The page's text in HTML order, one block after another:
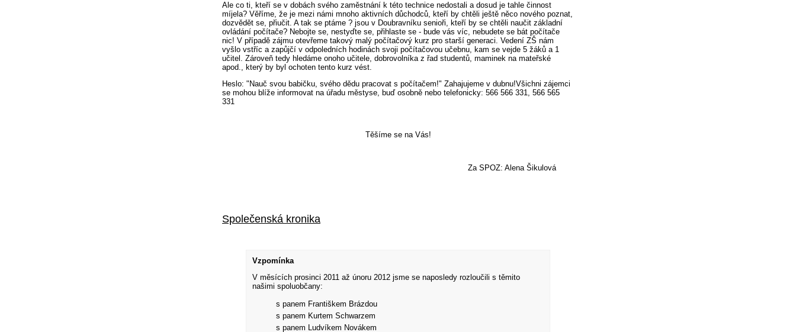
Ale co ti, kteří se v dobách svého zaměstnání k této technice nedostali a dosud je tahle činnost
míjela? Věříme, že je mezi námi mnoho aktivních důchodců, kteří by chtěli ještě něco nového poznat,
dozvědět se, přiučit. A tak se ptáme ? jsou v Doubravníku senioři, kteří by se chtěli naučit základní
ovládání počítače? Nebojte se, nestyďte se, přihlaste se - bude vás víc, nebudete se bát počítače
nic! V případě zájmu otevřeme takový malý počítačový kurz pro starší generaci. Vedení ZŠ nám
vyšlo vstříc a zapůjčí v odpoledních hodinách svoji počítačovou učebnu, kam se vejde 5 žáků a 1
učitel. Zároveň tedy hledáme onoho učitele, dobrovolníka z řad studentů, maminek na mateřské
apod., který by byl ochoten tento kurz vést.
Heslo: "Nauč svou babičku, svého dědu pracovat s počítačem!" Zahajujeme v dubnu!Všichni zájemci
se mohou blíže informovat na úřadu městyse, buď osobně nebo telefonicky: 566 566 331, 566 565
331
Těšíme se na Vás!
Za SPOZ: Alena Šikulová
Společenská kronika
Vzpomínka
V měsících prosinci 2011 až únoru 2012 jsme se naposledy rozloučili s těmito
našimi spoluobčany:
s panem Františkem Brázdou
s panem Kurtem Schwarzem
s panem Ludvíkem Novákem